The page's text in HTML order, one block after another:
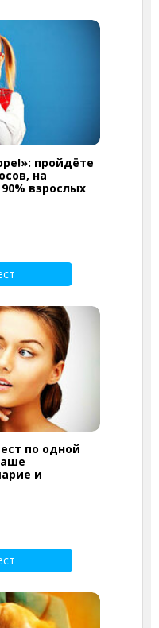
пройдёте
на
взрослых
по одной
и